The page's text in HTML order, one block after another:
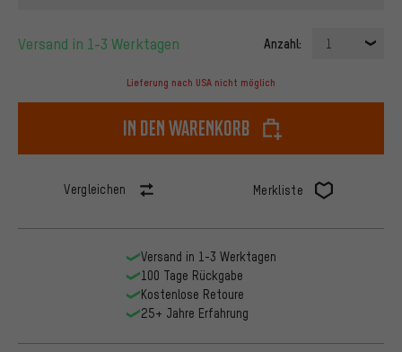
Versand in 1-3 Werktagen Anzahl: 1
Lieferung nach USA nicht möglich
In den Warenkorb
Vergleichen Merkliste
Versand in 1-3 Werktagen
100 Tage Rückgabe
Kostenlose Retoure
25+ Jahre Erfahrung